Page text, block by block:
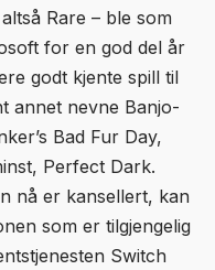
Rare – ble som
for en god del år
godt kjente spill til
annet nevne Banjo-
Bad Fur Day,
Perfect Dark.
nå er kansellert, kan
som er tilgjengelig
Switch